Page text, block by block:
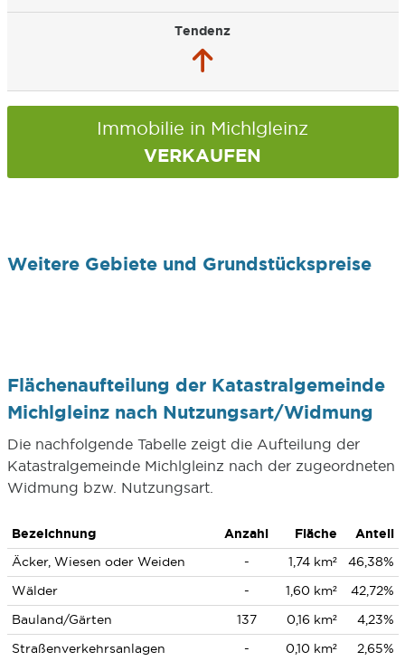
Tendenz
Immobilie in Michlgleinz
VERKAUFEN
Weitere Gebiete und Grundstückspreise
Flächenaufteilung der Katastralgemeinde
Michlgleinz nach Nutzungsart/Widmung
Die nachfolgende Tabelle zeigt die Aufteilung der
Katastralgemeinde Michlgleinz nach der zugeordneten
Widmung bzw. Nutzungsart.
Bezeichnung Anzahl Fläche
Anteil
Äcker, Wiesen oder Weiden
- 1,74 km²
46,38%
Wälder
- 1,60 km²
42,72%
Bauland/Gärten
137 0,16 km²
4,23%
Straßenverkehrsanlagen
- 0,10 km² 2,65%